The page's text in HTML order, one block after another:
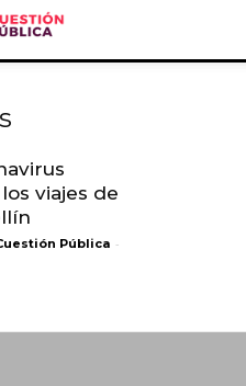
viajes de
Pública -